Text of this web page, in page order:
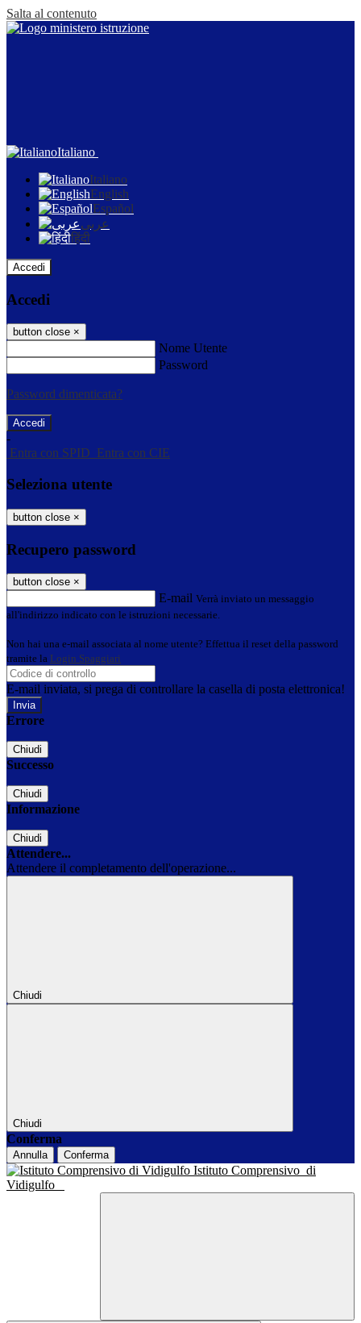
Salta al contenuto
Italiano
Italiano
English
Español
عربى
हिंदी
Accedi
Accedi
button close ×
Nome Utente
Password
Password dimenticata?
-
Entra con SPID Entra con CIE
Seleziona utente
button close ×
Recupero password
button close ×
E-mail Verrà inviato un messaggio
all'indirizzo indicato con le istruzioni necessarie.
Non hai una e-mail associata al nome utente? Effettua il reset della password
tramite la Login Spaggiari
E-mail inviata, si prega di controllare la casella di posta elettronica!
Errore
Chiudi
Successo
Chiudi
Informazione
Chiudi
Attendere...
Attendere il completamento dell'operazione...
Chiudi
Chiudi
Conferma
Annulla Conferma
Istituto Comprensivo di
Vidigulfo